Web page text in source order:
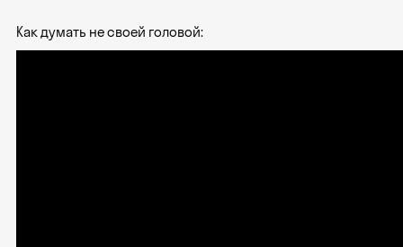
Как думать не своей головой: